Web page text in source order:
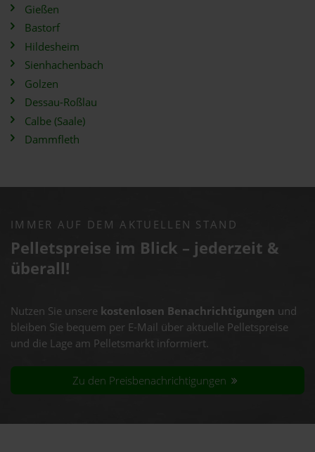
Gießen
Bastorf
Hildesheim
Sienhachenbach
Golzen
Dessau-Roßlau
Calbe (Saale)
Dammfleth
IMMER AUF DEM AKTUELLEN STAND
Pelletspreise im Blick – jederzeit &
überall!
Nutzen Sie unsere kostenlosen Benachrichtigungen und
bleiben Sie bequem per E-Mail über aktuelle Pelletspreise
und die Lage am Pelletsmarkt informiert.
Zu den Preisbenachrichtigungen